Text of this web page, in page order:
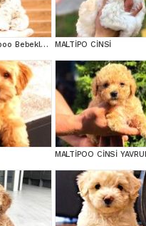
Antialerjik maltipoo Bebeklerim MALTİPO CİNSİ